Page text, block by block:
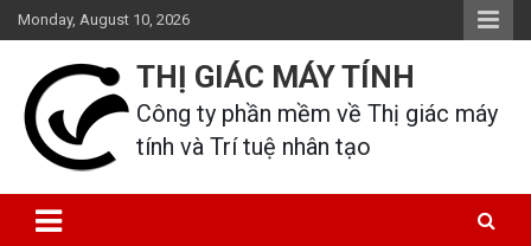
Skip
to
content
Monday, August 10, 2026
THỊ GIÁC MÁY TÍNH
Công ty phần mềm về Thị giác máy
tính và Trí tuệ nhân tạo